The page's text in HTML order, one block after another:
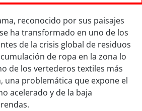
reconocido por sus paisajes
ha transformado en uno de los
de la crisis global de residuos
de ropa en la zona lo
de los vertederos textiles más
una problemática que expone el
acelerado y de la baja